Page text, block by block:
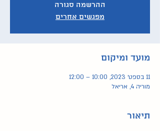
ההרשמה סגורה
מפגשים אחרים
מועד ומיקום
11 בספט׳ 2023, 10:00 – 12:00
מוריה 4, אריאל
תיאור